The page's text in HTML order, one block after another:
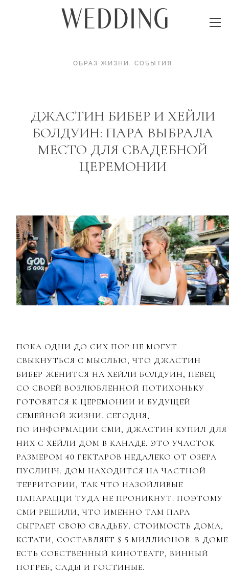
ОБРАЗ ЖИЗНИ . СОБЫТИЯ
ДЖАСТИН БИБЕР И ХЕЙЛИ
БОЛДУИН: ПАРА ВЫБРАЛА
МЕСТО ДЛЯ СВАДЕБНОЙ
ЦЕРЕМОНИИ
ПОКА ОДНИ ДО СИХ ПОР НЕ МОГУТ
СВЫКНУТЬСЯ С МЫСЛЬЮ, ЧТО ДЖАСТИН
БИБЕР ЖЕНИТСЯ НА ХЕЙЛИ БОЛДУИН, ПЕВЕЦ
СО СВОЕЙ ВОЗЛЮБЛЕННОЙ ПОТИХОНЬКУ
ГОТОВЯТСЯ К ЦЕРЕМОНИИ И БУДУЩЕЙ
СЕМЕЙНОЙ ЖИЗНИ. СЕГОДНЯ,
ПО ИНФОРМАЦИИ СМИ, ДЖАСТИН КУПИЛ ДЛЯ
НИХ С ХЕЙЛИ ДОМ В КАНАДЕ. ЭТО УЧАСТОК
РАЗМЕРОМ 40 ГЕКТАРОВ НЕДАЛЕКО ОТ ОЗЕРА
ПУСЛИНЧ. ДОМ НАХОДИТСЯ НА ЧАСТНОЙ
ТЕРРИТОРИИ, ТАК ЧТО НАЗОЙЛИВЫЕ
ПАПАРАЦЦИ ТУДА НЕ ПРОНИКНУТ. ПОЭТОМУ
СМИ РЕШИЛИ, ЧТО ИМЕННО ТАМ ПАРА
СЫГРАЕТ СВОЮ СВАДЬБУ. СТОИМОСТЬ ДОМА,
КСТАТИ, СОСТАВЛЯЕТ $ 5 МИЛЛИОНОВ. В ДОМЕ
ЕСТЬ СОБСТВЕННЫЙ КИНОТЕАТР, ВИННЫЙ
ПОГРЕБ, САДЫ И ГОСТИНЫЕ.